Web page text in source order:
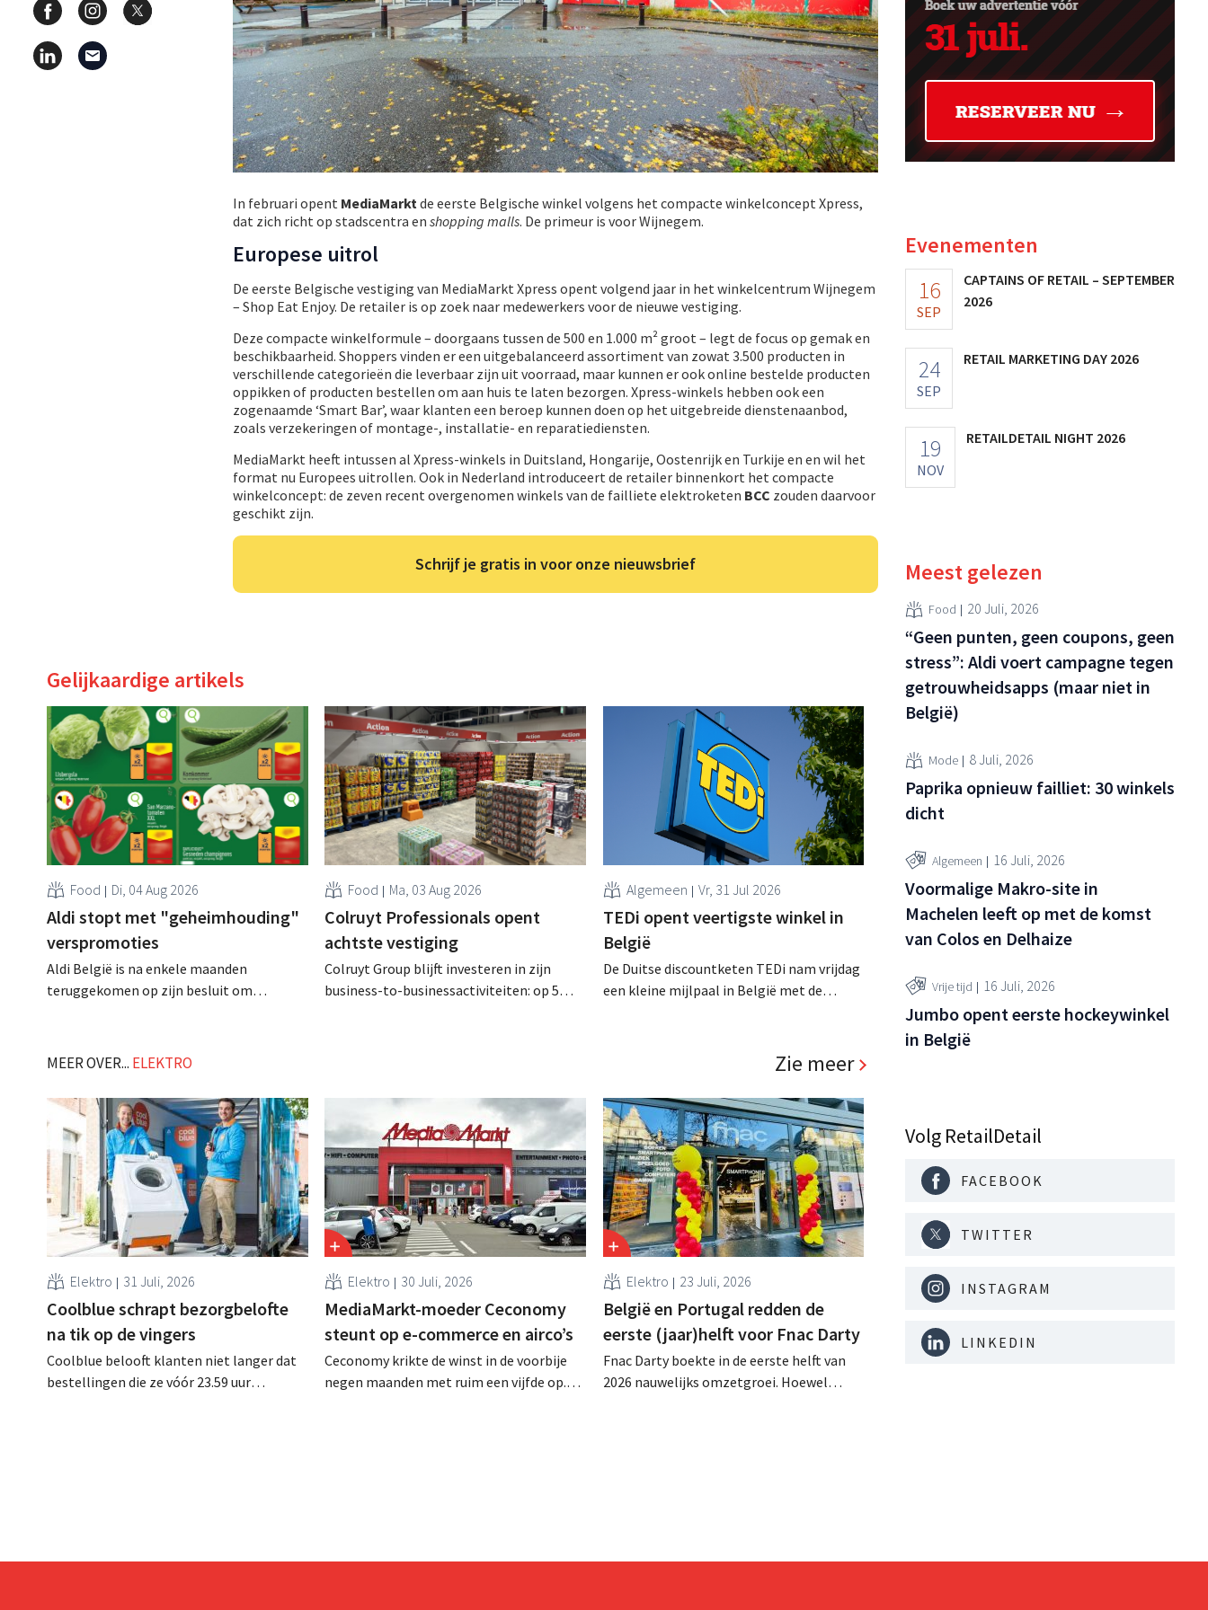
In februari opent MediaMarkt de eerste Belgische winkel volgens het compacte winkelconcept Xpress,
dat zich richt op stadscentra en shopping malls. De primeur is voor Wijnegem.
Europese uitrol
De eerste Belgische vestiging van MediaMarkt Xpress opent volgend jaar in het winkelcentrum Wijnegem
– Shop Eat Enjoy. De retailer is op zoek naar medewerkers voor de nieuwe vestiging.
Deze compacte winkelformule – doorgaans tussen de 500 en 1.000 m² groot – legt de focus op gemak en
beschikbaarheid. Shoppers vinden er een uitgebalanceerd assortiment van zowat 3.500 producten in
verschillende categorieën die leverbaar zijn uit voorraad, maar kunnen er ook online bestelde producten
oppikken of producten bestellen om aan huis te laten bezorgen. Xpress-winkels hebben ook een
zogenaamde ‘Smart Bar’, waar klanten een beroep kunnen doen op het uitgebreide dienstenaanbod,
zoals verzekeringen of montage-, installatie- en reparatiediensten.
MediaMarkt heeft intussen al Xpress-winkels in Duitsland, Hongarije, Oostenrijk en Turkije en en wil het
format nu Europees uitrollen. Ook in Nederland introduceert de retailer binnenkort het compacte
winkelconcept: de zeven recent overgenomen winkels van de failliete elektroketen BCC zouden daarvoor
geschikt zijn.
Schrijf je gratis in voor onze nieuwsbrief
Gelijkaardige artikels
Food Di, 04 Aug 2026
Aldi stopt met "geheimhouding"
verspromoties
Aldi België is na enkele maanden
teruggekomen op zijn besluit om
zondag voor ze in werking treden: "Onze
worden." .
Food Ma, 03 Aug 2026
Colruyt Professionals opent
achtste vestiging
Colruyt Group blijft investeren in zijn
business-to-businessactiviteiten: op 5
Algemeen Vr, 31 Jul 2026
TEDi opent veertigste winkel in
België
De Duitse discountketen TEDi nam vrijdag
een kleine mijlpaal in België met de
MEER OVER... ELEKTRO Zie meer
Elektro 31 Juli, 2026
Coolblue schrapt bezorgbelofte
na tik op de vingers
Coolblue belooft klanten niet langer dat
bestellingen die ze vóór 23.59 uur
Elektro 30 Juli, 2026
MediaMarkt-moeder Ceconomy
steunt op e-commerce en airco’s
Ceconomy krikte de winst in de voorbije
negen maanden met ruim een vijfde op.
Elektro 23 Juli, 2026
België en Portugal redden de
eerste (jaar)helft voor Fnac Darty
Fnac Darty boekte in de eerste helft van
2026 nauwelijks omzetgroei. Hoewel
Evenementen
16
SEP
CAPTAINS OF RETAIL – SEPTEMBER
2026
24
SEP
RETAIL MARKETING DAY 2026
19
NOV
RETAILDETAIL NIGHT 2026
Meest gelezen
Food 20 Juli, 2026
“Geen punten, geen coupons, geen
stress”: Aldi voert campagne tegen
getrouwheidsapps (maar niet in
België)
Mode 8 Juli, 2026
Paprika opnieuw failliet: 30 winkels
dicht
Algemeen 16 Juli, 2026
Voormalige Makro-site in
Machelen leeft op met de komst
van Colos en Delhaize
Vrije tijd 16 Juli, 2026
Jumbo opent eerste hockeywinkel
in België
Volg RetailDetail
FACEBOOK
TWITTER
INSTAGRAM
LINKEDIN